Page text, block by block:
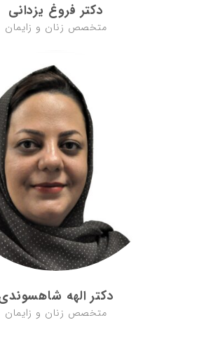
دکتر فروغ یزدانی
متخصص زنان و زایمان
دکتر الهه
متخصص زنان و زایمان